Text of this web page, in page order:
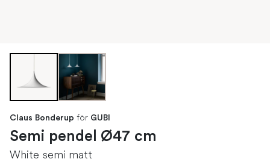
Claus Bonderup för GUBI
Semi pendel Ø47 cm
White semi matt